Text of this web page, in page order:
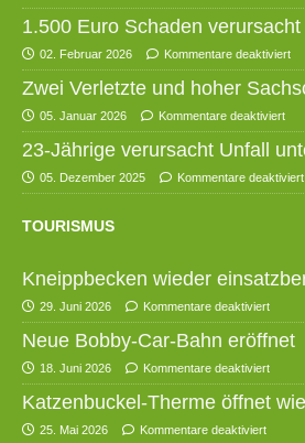
1.500 Euro Schaden verursacht
02. Februar 2026 Kommentare deaktiviert
Zwei Verletzte und hoher
05. Januar 2026 Kommentare deaktiviert
23-Jährige verursacht Unfall
05. Dezember 2025 Kommentare deaktiviert
TOURISMUS
Kneippbecken wieder
29. Juni 2026 Kommentare deaktiviert
Neue Bobby-Car-Bahn eröffnet
18. Juni 2026 Kommentare deaktiviert
Katzenbuckel-Therme öffnet
25. Mai 2026 Kommentare deaktiviert